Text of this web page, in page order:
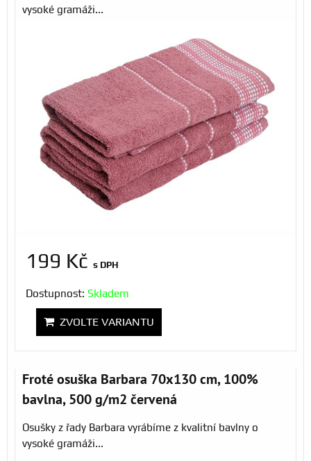
vysoké gramáži...
199 Kč s DPH
Dostupnost: Skladem
ZVOLTE VARIANTU
Froté osuška Barbara 70x130 cm, 100%
bavlna, 500 g/m2 červená
Osušky z řady Barbara vyrábíme z kvalitní bavlny o
vysoké gramáži...